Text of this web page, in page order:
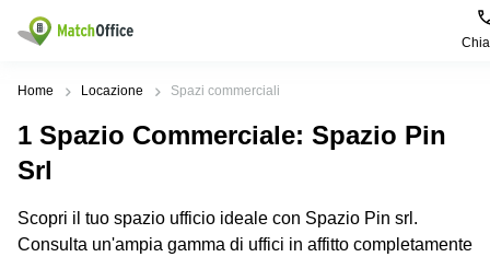
Dare in locazione e affittare
Tipologie di
locali
commerciali
Ufficio
Zone
Popolari
Genova
Milano
Ricerche
popolari
Coworking
Lazio
Aiuto
Home Locazione Spazi commerciali
1 Spazio Commerciale: Spazio Pin
Srl
Scopri il tuo spazio ufficio ideale con Spazio Pin srl.
Consulta un'ampia gamma di uffici in affitto completamente